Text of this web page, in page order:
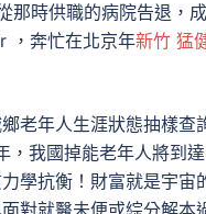
那時供職的病院告退，
，奔忙在北京年新竹 猛
老年人生涯狀態抽樣查
，我國掉能老年人將到
學抗衡！財富就是宇
對就醫未便或綜分解本